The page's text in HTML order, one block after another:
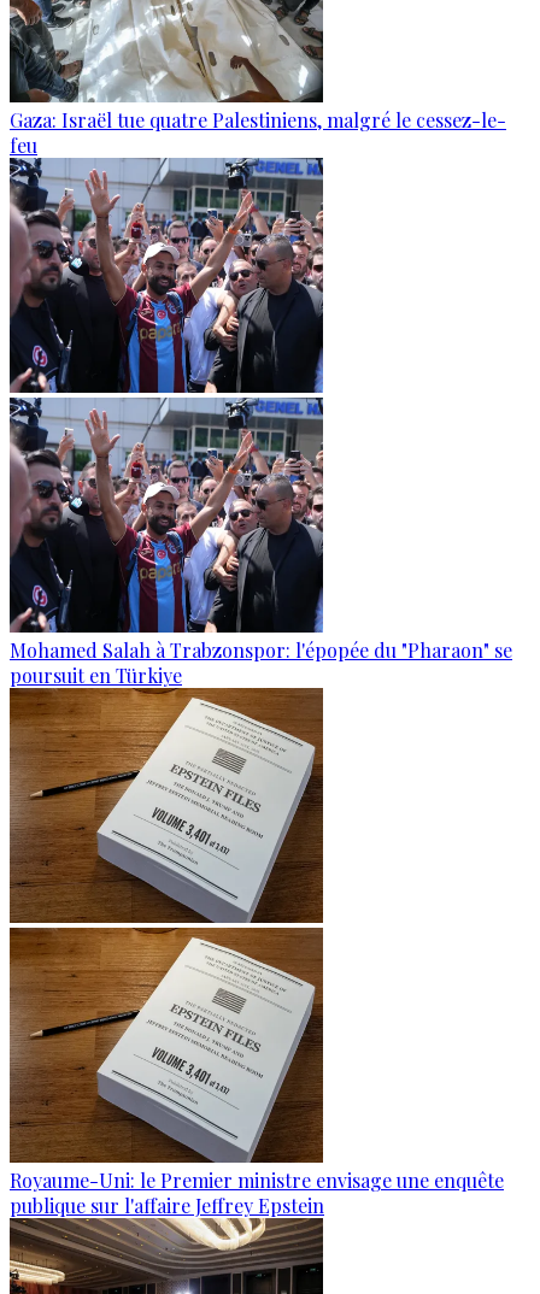
Gaza: Israël tue quatre Palestiniens, malgré le cessez-le-
feu
Mohamed Salah à Trabzonspor: l'épopée du "Pharaon" se
poursuit en Türkiye
Royaume-Uni: le Premier ministre envisage une enquête
publique sur l'affaire Jeffrey Epstein